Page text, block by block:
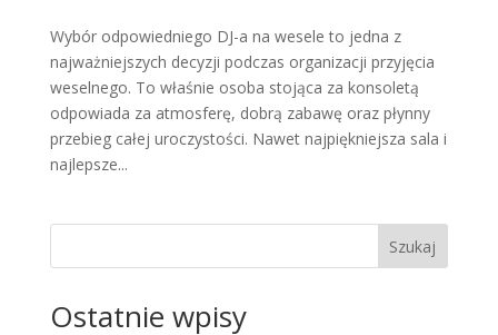
Wybór odpowiedniego DJ-a na wesele to jedna z
najważniejszych decyzji podczas organizacji przyjęcia
weselnego. To właśnie osoba stojąca za konsoletą
odpowiada za atmosferę, dobrą zabawę oraz płynny
przebieg całej uroczystości. Nawet najpiękniejsza sala i
najlepsze...
Szukaj
Ostatnie wpisy